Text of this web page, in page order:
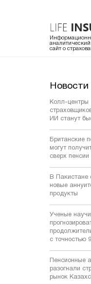
аналитический
сайт о
Колл-центры
ИИ станут
Британские
могут
сверх пенсии
В Пакистане
новые
продукты
Ученые
с точностью
Пенсионные
разогнали
рынок